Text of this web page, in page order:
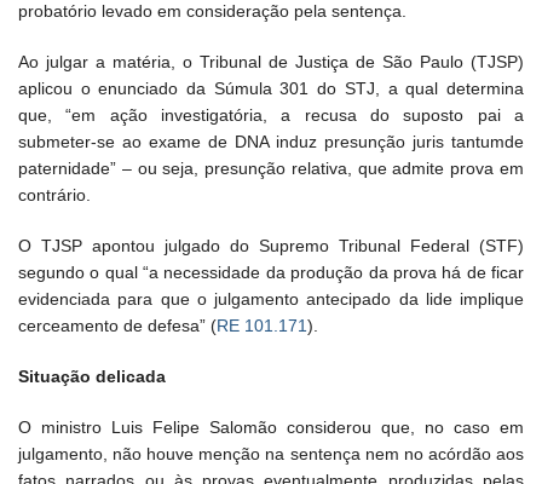
probatório levado em consideração pela sentença.
Ao julgar a matéria, o Tribunal de Justiça de São Paulo (TJSP)
aplicou o enunciado da Súmula 301 do STJ, a qual determina
que, “em ação investigatória, a recusa do suposto pai a
submeter-se ao exame de DNA induz presunção juris tantumde
paternidade” – ou seja, presunção relativa, que admite prova em
contrário.
O TJSP apontou julgado do Supremo Tribunal Federal (STF)
segundo o qual “a necessidade da produção da prova há de ficar
evidenciada para que o julgamento antecipado da lide implique
cerceamento de defesa” (RE 101.171).
Situação delicada
O ministro Luis Felipe Salomão considerou que, no caso em
julgamento, não houve menção na sentença nem no acórdão aos